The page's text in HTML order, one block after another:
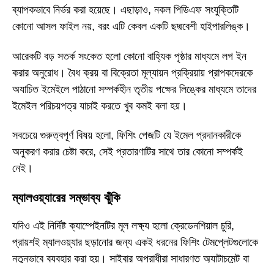
ব্যাপকভাবে নির্ভর করা হয়েছে। এছাড়াও, নকল পিডিএফ সংযুক্তিটি
কোনো আসল ফাইল নয়, বরং এটি কেবল একটি ছদ্মবেশী হাইপারলিঙ্ক।
আরেকটি বড় সতর্ক সংকেত হলো কোনো বাহ্যিক পৃষ্ঠার মাধ্যমে লগ ইন
করার অনুরোধ। বৈধ ক্রয় বা বিক্রেতা মূল্যায়ন প্রক্রিয়ায় প্রাপকদেরকে
অযাচিত ইমেইলে পাঠানো সম্পর্কহীন তৃতীয় পক্ষের লিঙ্কের মাধ্যমে তাদের
ইমেইল পরিচয়পত্র যাচাই করতে খুব কমই বলা হয়।
সবচেয়ে গুরুত্বপূর্ণ বিষয় হলো, ফিশিং পেজটি যে ইমেল প্রদানকারীকে
অনুকরণ করার চেষ্টা করে, সেই প্রতারণাটির সাথে তার কোনো সম্পর্কই
নেই।
ম্যালওয়্যারের সম্ভাব্য ঝুঁকি
যদিও এই নির্দিষ্ট ক্যাম্পেইনটির মূল লক্ষ্য হলো ক্রেডেনশিয়াল চুরি,
প্রায়শই ম্যালওয়্যার ছড়ানোর জন্য একই ধরনের ফিশিং টেমপ্লেটগুলোকে
নতুনভাবে ব্যবহার করা হয়। সাইবার অপরাধীরা সাধারণত অ্যাটাচমেন্ট বা